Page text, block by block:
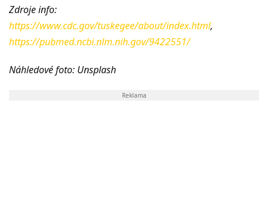
Zdroje info:
https://www.cdc.gov/tuskegee/about/index.html,
https://pubmed.ncbi.nlm.nih.gov/9422551/
Náhledové foto: Unsplash
Reklama